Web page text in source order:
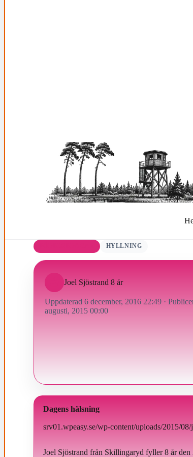
HYLLNING
Joel Sjöstrand 8 år
Uppdaterad 6 december, 2016 22:49 ·
augusti, 2015 00:00
Dagens hälsning
srv01.wpeasy.se/wp-content/uploads/2015/
Joel Sjöstrand från Skillingaryd fyller 8 år den